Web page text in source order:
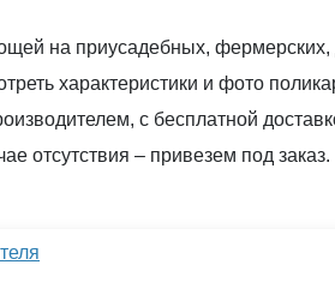
на приусадебных,
характеристики и фото
с бесплатной
отсутствия – привезем под заказ.